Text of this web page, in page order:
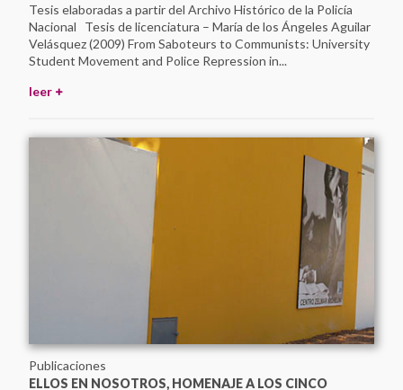
Tesis elaboradas a partir del Archivo Histórico de la Policía
Nacional Tesis de licenciatura – María de los Ángeles Aguilar
Velásquez (2009) From Saboteurs to Communists: University
Student Movement and Police Repression in...
leer
Publicaciones
ELLOS EN NOSOTROS, HOMENAJE A LOS CINCO